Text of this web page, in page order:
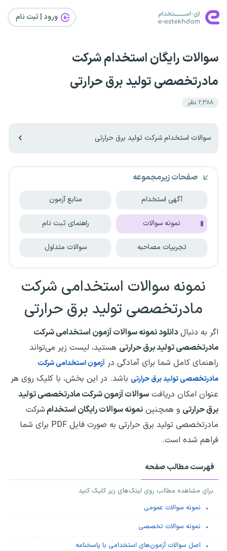
ورود | ثبت‌ نام
سوالات رایگان استخدام شرکت
مادرتخصصی تولید برق حرارتی
۲٬۳۸۸ نظر
سوالات استخدام شرکت تولید برق حرارتی
صفحات زیرمجموعه
آگهی استخدام منابع آزمون
نمونه سوالات راهنمای ثبت نام
تجربیات مصاحبه سوالات متداول
نمونه سوالات استخدامی شرکت
مادرتخصصی تولید برق حرارتی
اگر به دنبال دانلود نمونه سوالات آزمون استخدامی شرکت
مادرتخصصی تولید برق حرارتی هستید، لیست زیر می‌تواند
راهنمای کامل شما برای آمادگی در آزمون استخدامی شرکت
مادرتخصصی تولید برق حرارتی باشد. در این بخش، با کلیک روی هر
عنوان امکان دریافت سوالات آزمون شرکت مادرتخصصی تولید
برق حرارتی و همچنین نمونه سوالات رایگان استخدام شرکت
مادرتخصصی تولید برق حرارتی به صورت فایل PDF برای شما
فراهم شده است.
فهرست مطالب صفحه
برای مشاهده مطالب روی لینک‌های زیر کلیک کنید
نمونه سوالات عمومی
نمونه سوالات تخصصی
اصل سوالات آزمون‌های استخدامی با پاسخنامه